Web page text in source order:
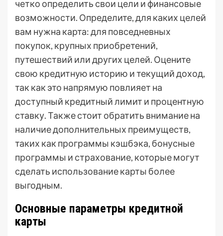
четко определить свои цели и финансовые
возможности. Определите, для каких целей
вам нужна карта: для повседневных
покупок, крупных приобретений,
путешествий или других целей. Оцените
свою кредитную историю и текущий доход,
так как это напрямую повлияет на
доступный кредитный лимит и процентную
ставку. Также стоит обратить внимание на
наличие дополнительных преимуществ,
таких как программы кэшбэка, бонусные
программы и страхование, которые могут
сделать использование карты более
выгодным.
Основные параметры кредитной
карты